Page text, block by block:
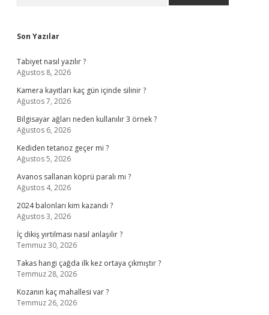
Son Yazılar
Tabiyet nasıl yazılır ?
Ağustos 8, 2026
Kamera kayıtları kaç gün içinde silinir ?
Ağustos 7, 2026
Bilgisayar ağları neden kullanılır 3 örnek ?
Ağustos 6, 2026
Kediden tetanoz geçer mi ?
Ağustos 5, 2026
Avanos sallanan köprü paralı mı ?
Ağustos 4, 2026
2024 balonları kim kazandı ?
Ağustos 3, 2026
İç dikiş yırtılması nasıl anlaşılır ?
Temmuz 30, 2026
Takas hangi çağda ilk kez ortaya çıkmıştır ?
Temmuz 28, 2026
Kozanın kaç mahallesi var ?
Temmuz 26, 2026